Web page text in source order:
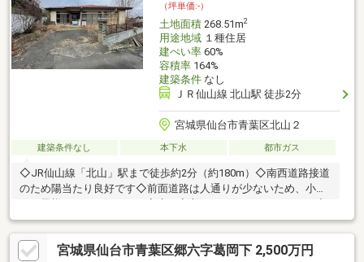
（坪単価:-）
土地面積268.51m2
用途地域１種住居
建ぺい率60%
容積率164%
建築条件なし
ＪＲ仙山線 北山駅 徒歩2分
宮城県仙台市青葉区北山２
建築条件なし 本下水 都市ガス
◇JR仙山線「北山」駅まで徒歩約2分（約180m）◇南西道路接道
のため陽当たり良好です◇前面道路は人通りが少ないため、小さ
住宅用地としては勿論、アパート用地でのご検討も可能です◇解
体更地渡しのため、解体費用等はかかりません◇建築条件等ござ
いませんので、お好きなハウスメーカーさんでの建築が可能でご
宮城県仙台市青葉区郷六字葛岡下 2,500万円